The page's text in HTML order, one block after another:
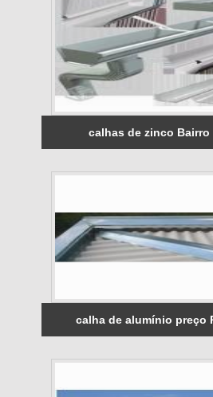
calhas de zinco Bairro
calha de alumínio preço